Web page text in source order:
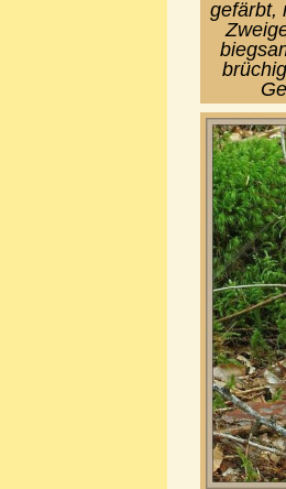
gefärbt,